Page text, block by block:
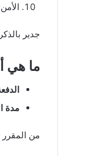
الأمن:
جدير
ما هي
مدة
من المقرر